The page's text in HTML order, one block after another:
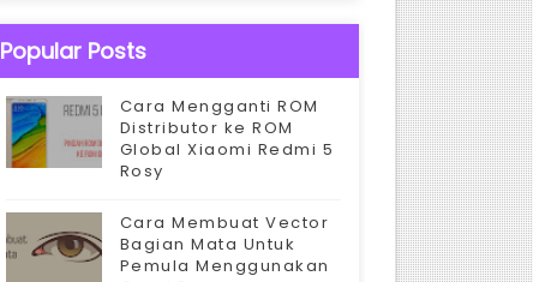
Popular Posts
Cara Mengganti ROM
Distributor ke ROM
Global Xiaomi Redmi 5
Rosy
Cara Membuat Vector
Bagian Mata Untuk
Pemula Menggunakan